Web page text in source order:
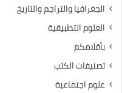
الجغرافيا والتراجم والتاريخ
العلوم التطبيقية
بأقلامكم
تصنيفات الكتب
علوم اجتماعية